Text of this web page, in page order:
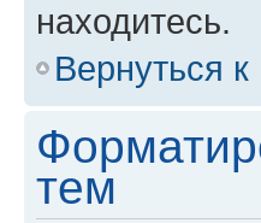
находитесь.
Вернуться к
тем